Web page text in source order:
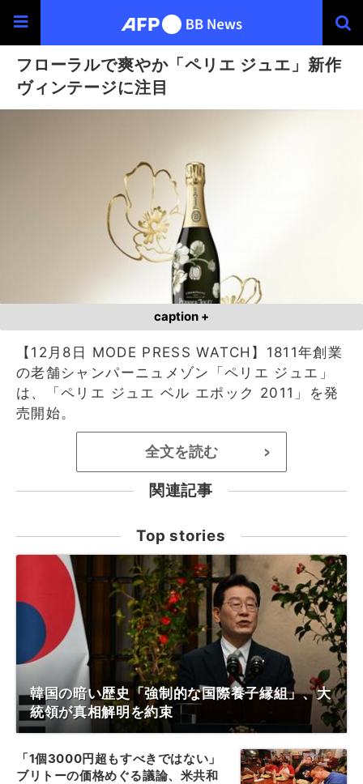
フローラルで爽やか「ペリエ ジュエ」新作
ヴィンテージに注目
caption +
【12月8日 MODE PRESS WATCH】1811年創業
の老舗シャンパーニュメゾン「ペリエ ジュエ」
は、「ペリエ ジュエ ベル エポック 2011」を発
売開始。
全文を読む >
関連記事
Top stories
韓国の暗い歴史「強制的な国際養子縁組」、大
統領が真相解明を約束
「1個3000円超もすべきではない」
ブリトーの価格めぐる議論、米共和